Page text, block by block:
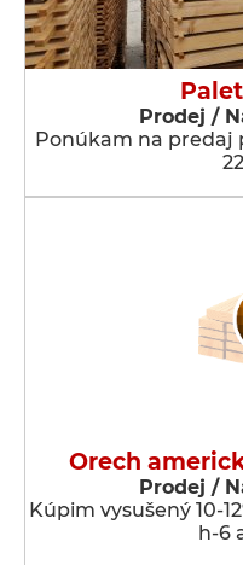
Prodej /
Ponúkam na predaj
Orech
Prodej /
Kúpim vysušený 10-
h-6